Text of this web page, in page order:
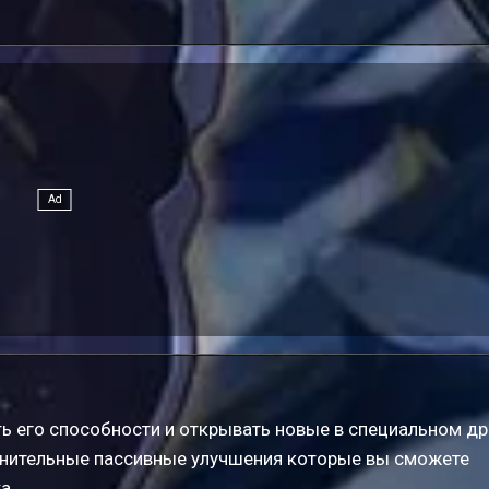
способности и открывать новые в специальном
пассивные улучшения которые вы сможете